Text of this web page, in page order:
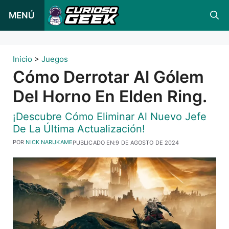
MENÚ
Inicio > Juegos
Cómo Derrotar Al Gólem
Del Horno En Elden Ring.
¡Descubre Cómo Eliminar Al Nuevo Jefe
De La Última Actualización!
PUBLICADO EN:9 DE AGOSTO DE 2024
POR NICK NARUKAME